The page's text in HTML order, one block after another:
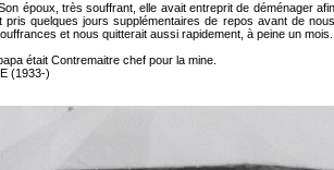
époux, très souffrant, elle avait entreprit de déménager
pris quelques jours supplémentaires de repos avant de
et nous quitterait aussi rapidement, à peine un mois.
était Contremaitre chef pour la mine.
(1933-)